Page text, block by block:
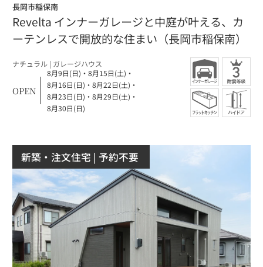
長岡市稲保南
Revelta インナーガレージと中庭が叶える、カ
ーテンレスで開放的な住まい（長岡市稲保南）
ナチュラル | ガレージハウス
OPEN
8月9日(日) ・ 8月15日(土) ・
8月16日(日) ・ 8月22日(土) ・
8月23日(日) ・ 8月29日(土) ・
8月30日(日)
新築・注文住宅 | 予約不要